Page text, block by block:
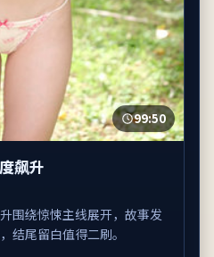
99:50
飙升
围绕惊悚主线展开，故事发
结尾留白值得二刷。